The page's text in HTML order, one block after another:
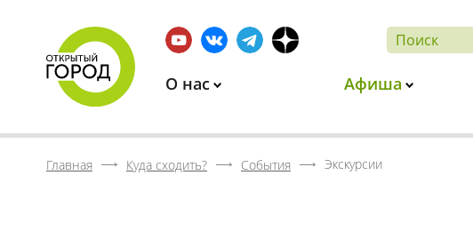
О нас Афиша
Главная Куда сходить? События Экскурсии